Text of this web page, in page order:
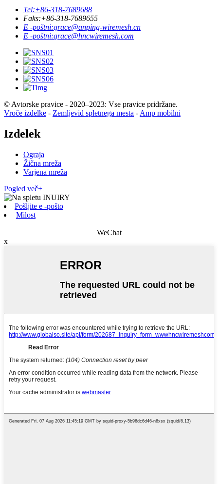
Tel:+86-318-7689688
Faks:+86-318-7689655
E -poštni:grace@anping-wiremesh.cn
E -poštni:grace@hncwiremesh.com
© Avtorske pravice - 2020–2023: Vse pravice pridržane.
Vroče izdelke - Zemljevid spletnega mesta -Amp mobilni
Izdelek
Ograja
Žična mreža
Varjena mreža
Pogled več+
Pošljite e -pošto
Milost
WeChat
x